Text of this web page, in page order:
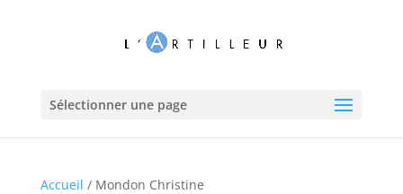
Sélectionner une page
Accueil / Mondon Christine